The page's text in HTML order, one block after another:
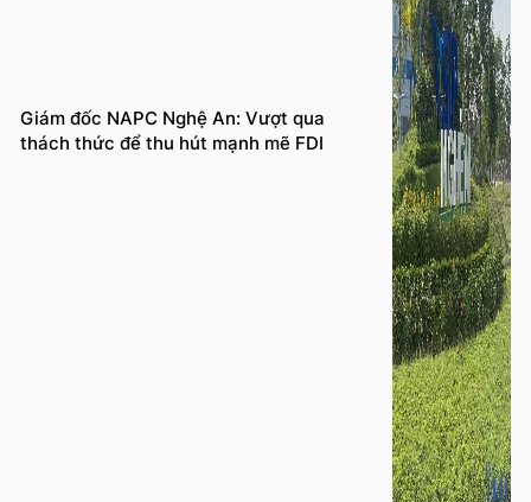
Giám đốc NAPC Nghệ An: Vượt qua
thách thức để thu hút mạnh mẽ FDI